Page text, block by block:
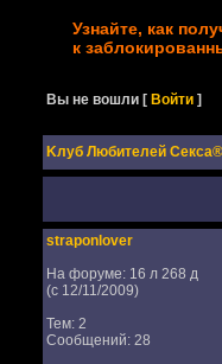
Узнайте, как
к
Вы не вошли [Войти ]
Kлуб Любителей
straponlover
На форуме: 16 л 268 д
(с 12/11/2009)
Тем: 2
Сообщений: 28